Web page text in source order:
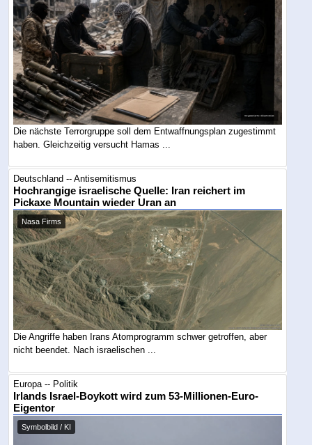
Die nächste Terrorgruppe soll dem Entwaffnungsplan zugestimmt
haben. Gleichzeitig versucht Hamas ...
Deutschland -- Antisemitismus
Hochrangige israelische Quelle: Iran reichert im
Pickaxe Mountain wieder Uran an
Nasa Firms
Die Angriffe haben Irans Atomprogramm schwer getroffen, aber
nicht beendet. Nach israelischen ...
Europa -- Politik
Irlands Israel-Boykott wird zum 53-Millionen-Euro-
Eigentor
Symbolbild / KI